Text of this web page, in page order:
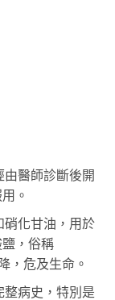
由醫師診斷後開
。
硝化甘油，用於
，俗稱
，危及生命。
整病史，特別是